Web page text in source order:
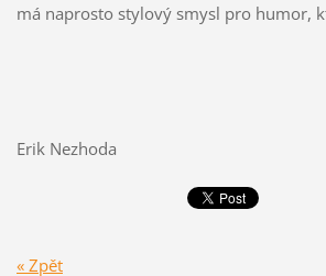
má naprosto stylový smysl pro humor,
Erik Nezhoda
« Zpět